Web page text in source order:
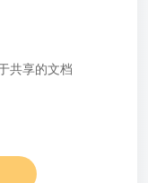
共享的文档